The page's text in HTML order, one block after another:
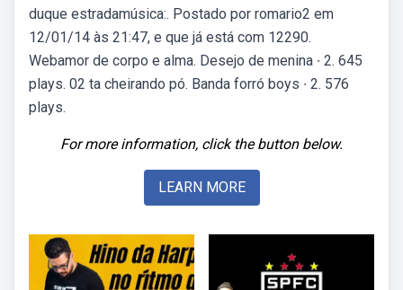
duque estradamúsica:. Postado por romario2 em
12/01/14 às 21:47, e que já está com 12290.
Webamor de corpo e alma. Desejo de menina ∙ 2. 645
plays. 02 ta cheirando pó. Banda forró boys ∙ 2. 576
plays.
For more information, click the button below.
LEARN MORE